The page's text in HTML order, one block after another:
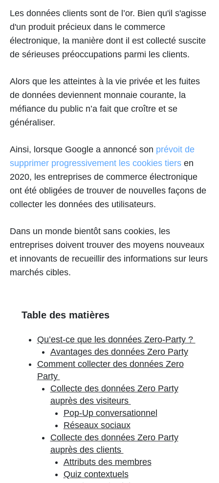
Les données clients sont de l’or. Bien qu'il s'agisse
d'un produit précieux dans le commerce
électronique, la manière dont il est collecté suscite
de sérieuses préoccupations parmi les clients.
Alors que les atteintes à la vie privée et les fuites
de données deviennent monnaie courante, la
méfiance du public n’a fait que croître et se
généraliser.
Ainsi, lorsque Google a annoncé son prévoit de
supprimer progressivement les cookies tiers en
2020, les entreprises de commerce électronique
ont été obligées de trouver de nouvelles façons de
collecter les données des utilisateurs.
Dans un monde bientôt sans cookies, les
entreprises doivent trouver des moyens nouveaux
et innovants de recueillir des informations sur leurs
marchés cibles.
Table des matières
Qu’est-ce que les données Zero-Party ?
Avantages des données Zero Party
Comment collecter des données Zero
Party
Collecte des données Zero Party
auprès des visiteurs
Pop-Up conversationnel
Réseaux sociaux
Collecte des données Zero Party
auprès des clients
Attributs des membres
Quiz contextuels